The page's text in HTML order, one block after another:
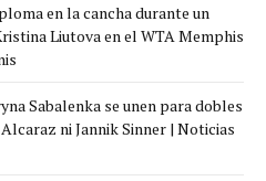
en la cancha durante un
Liutova en el WTA Memphis
Sabalenka se unen para dobles
ni Jannik Sinner | Noticias